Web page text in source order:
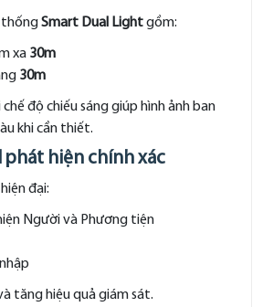
thốngSmart Dual Lightgồm:
xa 30m
30m
chế độ chiếu sáng giúp hình ảnh ban
khi cần thiết.
phát hiện chính xác
đại:
Người và Phương tiện
tăng hiệu quả giám sát.